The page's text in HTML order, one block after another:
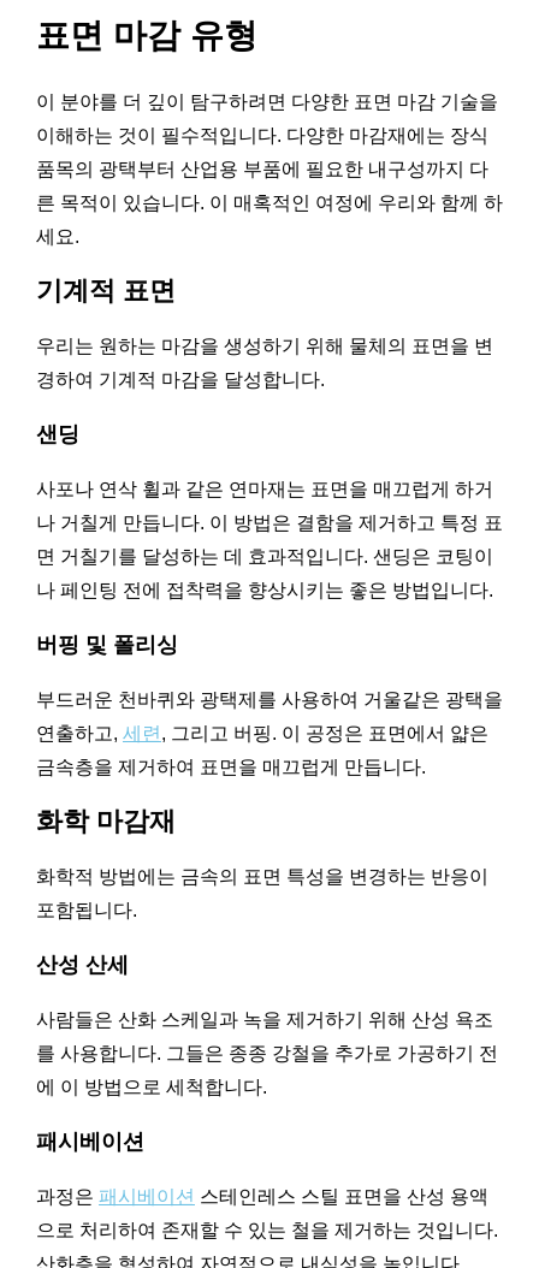
표면 마감 유형
이 분야를 더 깊이 탐구하려면 다양한 표면 마감 기술을
이해하는 것이 필수적입니다. 다양한 마감재에는 장식
품목의 광택부터 산업용 부품에 필요한 내구성까지 다
른 목적이 있습니다. 이 매혹적인 여정에 우리와 함께 하
세요.
기계적 표면
우리는 원하는 마감을 생성하기 위해 물체의 표면을 변
경하여 기계적 마감을 달성합니다.
샌딩
사포나 연삭 휠과 같은 연마재는 표면을 매끄럽게 하거
나 거칠게 만듭니다. 이 방법은 결함을 제거하고 특정 표
면 거칠기를 달성하는 데 효과적입니다. 샌딩은 코팅이
나 페인팅 전에 접착력을 향상시키는 좋은 방법입니다.
버핑 및 폴리싱
부드러운 천바퀴와 광택제를 사용하여 거울같은 광택을
연출하고, 세련 , 그리고 버핑. 이 공정은 표면에서 얇은
금속층을 제거하여 표면을 매끄럽게 만듭니다.
화학 마감재
화학적 방법에는 금속의 표면 특성을 변경하는 반응이
포함됩니다.
산성 산세
사람들은 산화 스케일과 녹을 제거하기 위해 산성 욕조
를 사용합니다. 그들은 종종 강철을 추가로 가공하기 전
에 이 방법으로 세척합니다.
패시베이션
과정은 패시베이션 스테인레스 스틸 표면을 산성 용액
으로 처리하여 존재할 수 있는 철을 제거하는 것입니다.
산화층을 형성하여 자연적으로 내식성을 높입니다.